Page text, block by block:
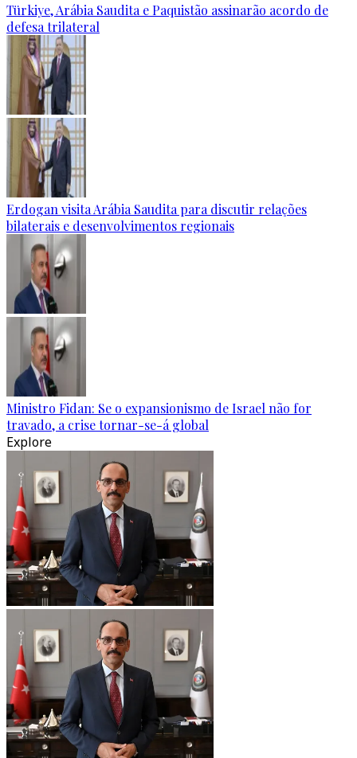
Türkiye, Arábia Saudita e Paquistão assinarão acordo de
defesa trilateral
Erdogan visita Arábia Saudita para discutir relações
bilaterais e desenvolvimentos regionais
Ministro Fidan: Se o expansionismo de Israel não for
travado, a crise tornar-se-á global
Explore